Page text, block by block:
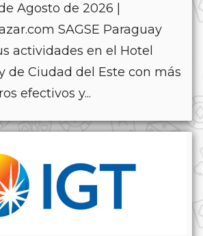
Agosto de 2026 |
SAGSE Paraguay
actividades en el Hotel
de Ciudad del Este con más
efectivos y...